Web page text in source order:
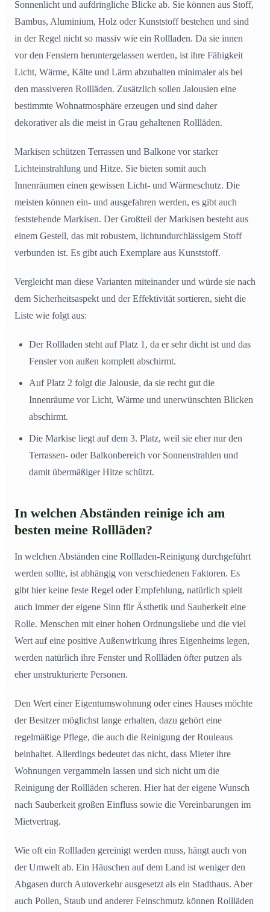
Sonnenlicht und aufdringliche Blicke ab. Sie können aus Stoff,
Bambus, Aluminium, Holz oder Kunststoff bestehen und sind
in der Regel nicht so massiv wie ein Rollladen. Da sie innen
vor den Fenstern heruntergelassen werden, ist ihre Fähigkeit
Licht, Wärme, Kälte und Lärm abzuhalten minimaler als bei
den massiveren Rollläden. Zusätzlich sollen Jalousien eine
bestimmte Wohnatmosphäre erzeugen und sind daher
dekorativer als die meist in Grau gehaltenen Rollläden.
Markisen schützen Terrassen und Balkone vor starker
Lichteinstrahlung und Hitze. Sie bieten somit auch
Innenräumen einen gewissen Licht- und Wärmeschutz. Die
meisten können ein- und ausgefahren werden, es gibt auch
feststehende Markisen. Der Großteil der Markisen besteht aus
einem Gestell, das mit robustem, lichtundurchlässigem Stoff
verbunden ist. Es gibt auch Exemplare aus Kunststoff.
Vergleicht man diese Varianten miteinander und würde sie nach
dem Sicherheitsaspekt und der Effektivität sortieren, sieht die
Liste wie folgt aus:
Der Rollladen steht auf Platz 1, da er sehr dicht ist und das
Fenster von außen komplett abschirmt.
Auf Platz 2 folgt die Jalousie, da sie recht gut die
Innenräume vor Licht, Wärme und unerwünschten Blicken
abschirmt.
Die Markise liegt auf dem 3. Platz, weil sie eher nur den
Terrassen- oder Balkonbereich vor Sonnenstrahlen und
damit übermäßiger Hitze schützt.
In welchen Abständen reinige ich am
besten meine Rollläden?
In welchen Abständen eine Rollladen-Reinigung durchgeführt
werden sollte, ist abhängig von verschiedenen Faktoren. Es
gibt hier keine feste Regel oder Empfehlung, natürlich spielt
auch immer der eigene Sinn für Ästhetik und Sauberkeit eine
Rolle. Menschen mit einer hohen Ordnungsliebe und die viel
Wert auf eine positive Außenwirkung ihres Eigenheims legen,
werden natürlich ihre Fenster und Rollläden öfter putzen als
eher unstrukturierte Personen.
Den Wert einer Eigentumswohnung oder eines Hauses möchte
der Besitzer möglichst lange erhalten, dazu gehört eine
regelmäßige Pflege, die auch die Reinigung der Rouleaus
beinhaltet. Allerdings bedeutet das nicht, dass Mieter ihre
Wohnungen vergammeln lassen und sich nicht um die
Reinigung der Rollläden scheren. Hier hat der eigene Wunsch
nach Sauberkeit großen Einfluss sowie die Vereinbarungen im
Mietvertrag.
Wie oft ein Rollladen gereinigt werden muss, hängt auch von
der Umwelt ab. Ein Häuschen auf dem Land ist weniger den
Abgasen durch Autoverkehr ausgesetzt als ein Stadthaus. Aber
auch Pollen, Staub und anderer Feinschmutz können Rollläden